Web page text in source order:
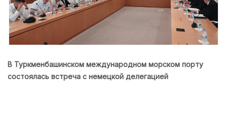
В Туркменбашинском международном морском порту
состоялась встреча с немецкой делегацией